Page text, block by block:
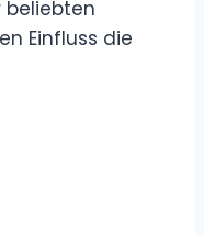
beliebten
Einfluss die